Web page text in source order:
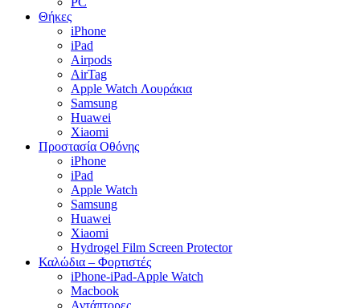
Θήκες
iPhone
iPad
Airpods
AirTag
Apple Watch Λουράκια
Samsung
Huawei
Xiaomi
Προστασία Οθόνης
iPhone
iPad
Apple Watch
Samsung
Huawei
Xiaomi
Hydrogel Film Screen Protector
Καλώδια – Φορτιστές
iPhone-iPad-Apple Watch
Macbook
Αντάπτορες